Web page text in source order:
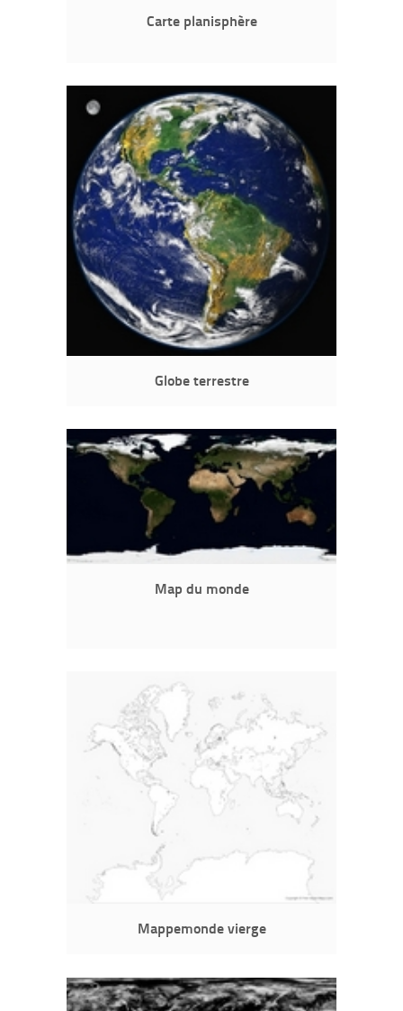
Carte planisphère
Globe terrestre
Map du monde
Mappemonde vierge